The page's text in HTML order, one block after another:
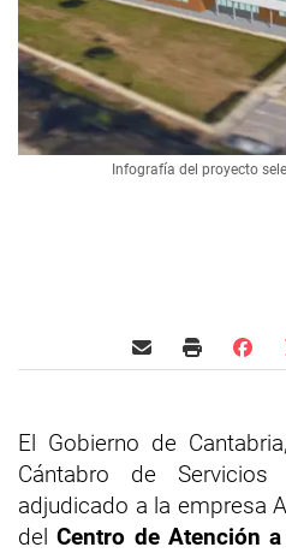
Infografía del proyecto
El Gobierno de
Cántabro de Servicios
adjudicado a la empresa
delCentro de Atención